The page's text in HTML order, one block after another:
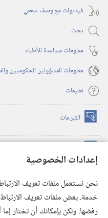
إعدادات الخصوصية
نحن نستعمل ملفات تعريف
خدمة. بعض ملفات تعريف
رفضها. ولكن بإمكانك أن تختار
فيديوات مع وصف سمعي
بحث
معلومات مساعِدة للأطباء
معلومات للمسؤولين الحكوميين
تعليمات
التبرعات (يفتح
نافذة
(يفتح
نافذة
(يفتح
نافذة
جديدة) تطبيق ®
JW Library